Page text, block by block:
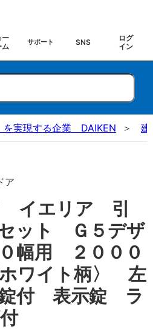
ー
ム
サポート SNS
ログ
イン
を実現する企業 DAIKEN 建
ア
イエリア 引
ット Ｇ５デザ
幅用 ２０００
ワイト柄〉 左
付 表示錠 ラ